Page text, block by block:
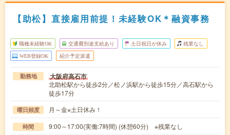
【助松】直接雇用前提！未経験OK＊融資事務
職種未経験OK 交通費別途支給あり 土日祝日が休み 残業なし
WEB登録OK 紹介予定派遣
勤務地 大阪府高石市
北助松駅から徒歩2分／松ノ浜駅から徒歩15分／高石駅から
徒歩17分
曜日頻度 月～金※土日休み！
時間 9:00～17:00(実働:7時間) (休憩60分) ※残業なし